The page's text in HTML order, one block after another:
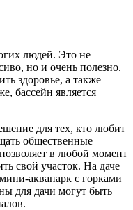
людей. Это не
но и очень полезно.
здоровье, а также
бассейн является
для тех, кто любит
общественные
в любой момент
свой участок. На даче
аквапарк с горками
для дачи могут быть